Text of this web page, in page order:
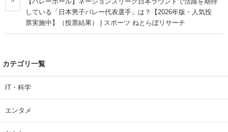
している「日本男子バレー代表選手」は？【2026年版・人気投
票実施中】（投票結果） | スポーツ ねとらぼリサーチ
カテゴリ一覧
IT・科学
エンタメ